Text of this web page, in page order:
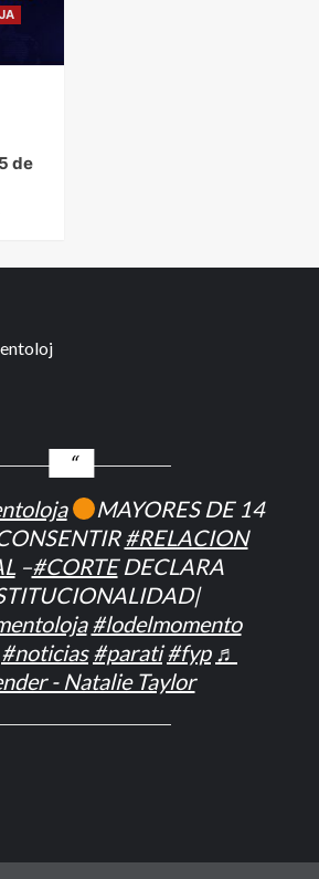
de
MAYORES DE 14
#RELACION
–#CORTEDECLARA
#lodelmomento
#noticias #parati #fyp ♬
- Natalie Taylor